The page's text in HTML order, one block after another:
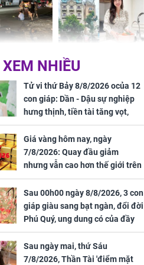
công nhân
đường đi
khu công
Thần
Đỗ Mỹ Linh hé lộ góc
bếp chill của nhà mới -
cạnh biệt thự bầu Hiển
ngày
3 con giáp
bạt ngàn,
Quý, ung
đầy nhà,
hưng thịnh
NHIỀU
Tử vi thứ Bảy 8/8/2026 ocủa 12
con giáp: Dần - Dậu sự nghiệp
hưng thịnh, tiền tài tăng vọt,
Mão - Thân công việc bất trắc,
tiền mất tật mang
Giá vàng hôm nay, ngày
7/8/2026: Quay đầu giảm
nhưng vẫn cao hơn thế giới trên
7 triệu đồng
Sau 00h00 ngày 8/8/2026, 3 con
giáp giàu sang bạt ngàn, đổi đời
Phú Quý, ung dung có của đầy
nhà, ngày càng hưng thịnh sung
túc
Sau ngày mai, thứ Sáu
7/8/2026, Thần Tài 'điểm mặt